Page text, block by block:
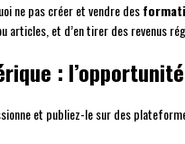
ne pas créer et vendre des
articles, et d’en tirer des revenus
:
et publiez-le sur des